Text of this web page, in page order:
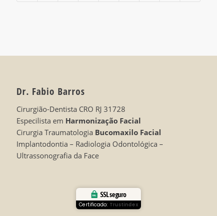
Dr. Fabio Barros
Cirurgião-Dentista CRO RJ 31728
Especilista em Harmonização Facial
Cirurgia Traumatologia Bucomaxilo Facial
Implantodontia – Radiologia Odontológica –
Ultrassonografia da Face
SSL seguro
Certificado: Trustindex